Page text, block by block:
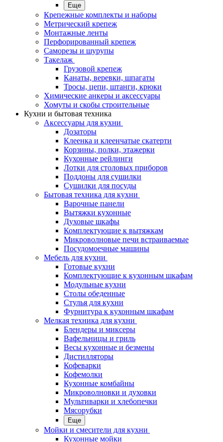
Еще
Крепежные комплекты и наборы
Метрический крепеж
Монтажные ленты
Перфорированный крепеж
Саморезы и шурупы
Такелаж
Грузовой крепеж
Канаты, веревки, шпагаты
Тросы, цепи, штанги, крюки
Химические анкеры и аксессуары
Хомуты и скобы строительные
Кухни и бытовая техника
Аксессуары для кухни
Дозаторы
Клеенка и клеенчатые скатерти
Корзины, полки, этажерки
Кухонные рейлинги
Лотки для столовых приборов
Поддоны для сушилки
Сушилки для посуды
Бытовая техника для кухни
Варочные панели
Вытяжки кухонные
Духовые шкафы
Комплектующие к вытяжкам
Микроволновые печи встраиваемые
Посудомоечные машины
Мебель для кухни
Готовые кухни
Комплектующие к кухонным шкафам
Модульные кухни
Столы обеденные
Стулья для кухни
Фурнитура к кухонным шкафам
Мелкая техника для кухни
Блендеры и миксеры
Вафельницы и гриль
Весы кухонные и безмены
Дистилляторы
Кофеварки
Кофемолки
Кухонные комбайны
Микроволновки и духовки
Мультиварки и хлебопечки
Мясорубки
Еще
Мойки и смесители для кухни
Кухонные мойки